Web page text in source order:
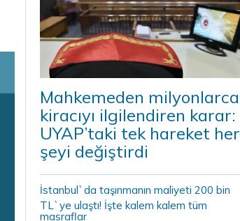
Mahkemeden milyonlarca
kiracıyı ilgilendiren karar:
UYAP’taki tek hareket her
şeyi değiştirdi
İstanbul`da taşınmanın maliyeti 200 bin
TL`ye ulaştı! İşte kalem kalem tüm
masraflar